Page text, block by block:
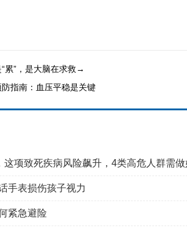
累”，是大脑在求救→
指南：血压平稳是关键
这项致死疾病风险飙升，4类高危人群需
手表损伤孩子视力
紧急避险